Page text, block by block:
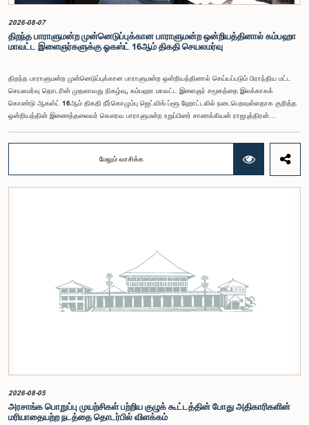
பாராளுமன்ற உறுப்பினர்களான ரவி கருணாநாயக்க, ருவந்திலக ஜயக்கொடி மற்றும் கதிரவேலு
சண்முகம் குகதாசன் ஆகியோர் கலந்துகொண்டனர்.
2026-08-07
திறந்த பாராளுமன்ற முன்னெடுப்புக்கான பாராளுமன்ற ஒன்றியத்தினால் கம்பஹா
மாவட்ட இளைஞர்களுக்கு ஓகஸ்ட் 16ஆம் திகதி செயலமர்வு
திறந்த பாராளுமன்ற முன்னெடுப்புக்கான பாராளுமன்ற ஒன்றியத்தினால் செய்யப்படும் பிராந்திய மட்ட
செயலமர்வு தொடரின் முதலாவது நிகழ்வு, கம்பஹா மாவட்ட இளைஞர் சமூகத்தை இலக்காகக்
கொண்டு ஆகஸ்ட் 16ஆம் திகதி நீர்கொழும்பு ஜெட்விங் ப்ளூ ஹோட்டலில் நடைபெறவுள்ளதாக குறித்த
ஒன்றியத்தின் இணைத்தலைவர் கௌரவ பாராளுமன்ற உறுப்பினர் சாணக்கியன் ராஜபுத்திரன்
பங்கேற்புடன் திறந்த பாராளுமன்றக் கருத்திட்டத்தை மேலும் முன்னெடுத்துச் செல்லும் நோக்கில் இந்த
செயலமர்வு தொடர் ஏற்பாடு செய்யப்படுகின்றது. இதில் ஒன்றியத்தின் உறுப்பினர்கள் மற்றும் கம்பஹா
மாவட்டத்தை பிரதிநிதித்துவப்படுத்தும் பாராளுமன்ற உறுப்பினர்களும் பங்கேற்கவிருக்கின்றனர்.இந்த
இச்செயலமர்வு தொடருக்கான அபிவிருத்தி பங்காளராக அனுசரணை வழங்கும் CII (Coalition for
Inclusive Impact) நிறுவனத்தின் பிரதிநிதிகளும் கலந்துகொண்டனர்.இந்த செயலமர்வில் பங்கேற்க
விரும்பும் கம்பஹா மாவட்டத்தைச் சேர்ந்த 18 – 35 வயதுக்குட்பட்ட இளைஞர், யுவதிகள் இங்கே
தரப்பட்டுள்ள https://forms.gle/aVp5UzhLbtPSmVap8 இணைப்பின் ஊடாக உரிய விண்ணப்பப்
படிவத்தை பூர்த்தி செய்து பதிவு செய்யுமாறு கேட்டுக்கொள்ளப்படுகின்றனர்.
மேலும் வாசிக்க
2026-08-05
அரசாங்க பொறுப்பு முயற்சிகள் பற்றிய குழுக் கூட்டத்தின் போது அதிகாரிகளின்
மரியாதையற்ற நடத்தை தொடர்பில் விளக்கம்